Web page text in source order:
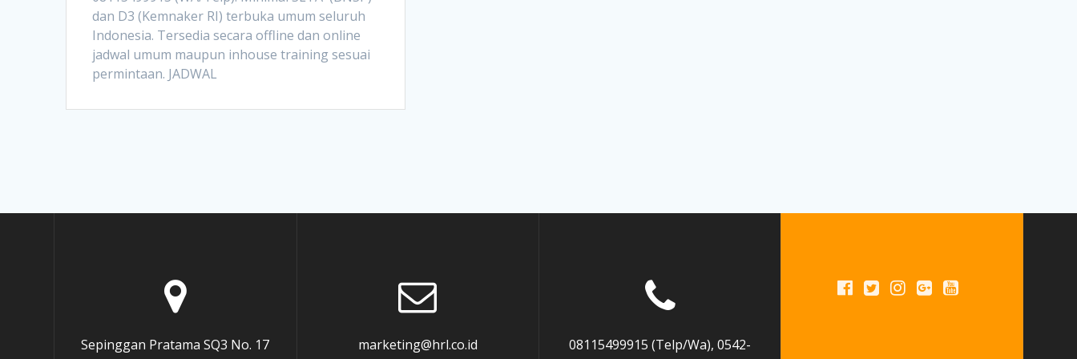
dan D3 (Kemnaker RI) terbuka umum seluruh
Indonesia. Tersedia secara offline dan online
jadwal umum maupun inhouse training sesuai
permintaan. JADWAL
Sepinggan Pratama SQ3 No. 17
marketing@hrl.co.id
08115499915 (Telp/Wa), 0542-